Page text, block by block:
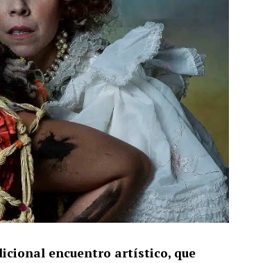
encuentro artístico, que